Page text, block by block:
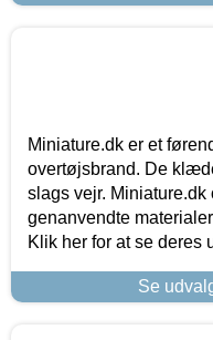
Miniature.dk er et
overtøjsbrand. De
slags vejr.
genanvendte
Klik her for at se deres
Se